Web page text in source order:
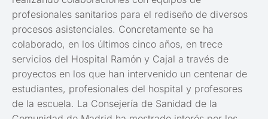
profesionales sanitarios para el rediseño de diversos
procesos asistenciales. Concretamente se ha
colaborado, en los últimos cinco años, en trece
servicios del Hospital Ramón y Cajal a través de
proyectos en los que han intervenido un centenar de
estudiantes, profesionales del hospital y profesores
de la escuela. La Consejería de Sanidad de la